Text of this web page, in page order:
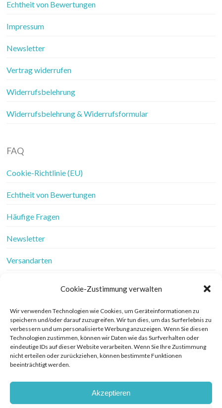
Cookie-Zustimmung verwalten
Wir verwenden Technologien wie Cookies, um Geräteinformationen zu
speichern und/oder darauf zuzugreifen. Wir tun dies, um das Surferlebnis zu
verbessern und um personalisierte Werbung anzuzeigen. Wenn Sie diesen
Technologien zustimmen, können wir Daten wie das Surfverhalten oder
eindeutige IDs auf dieser Website verarbeiten. Wenn Sie Ihre Zustimmung
nicht erteilen oder zurückziehen, können bestimmte Funktionen
beeinträchtigt werden.
Akzeptieren
Echtheit von Bewertungen
Impressum
Newsletter
Vertrag widerrufen
Widerrufsbelehrung
Widerrufsbelehrung & Widerrufsformular
FAQ
Cookie-Richtlinie (EU)
Echtheit von Bewertungen
Häufige Fragen
Newsletter
Versandarten
Werbung
Widerrufsbelehrung
Zahlungsarten